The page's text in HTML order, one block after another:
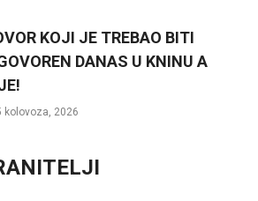
KOJI JE TREBAO BITI
DANAS U KNINU A
kolovoza, 2026